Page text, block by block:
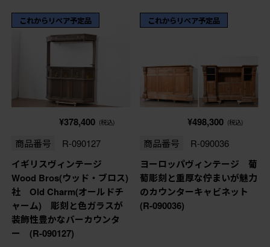
これからリペア予定品
¥378,400 (税込)
商品番号 R-090127
イギリスヴィンテージ
Wood Bros(ウッド・ブロス)
社 Old Charm(オールドチ
ャーム) 彫刻と色ガラスが
装飾性豊かなバーカウンタ
ー (R-090127)
これからリペア予定品
¥498,300 (税込)
商品番号 R-090036
ヨーロッパヴィンテージ 葡
萄彫刻と重厚な佇まいが魅力
のカウンターキャビネット
(R-090036)